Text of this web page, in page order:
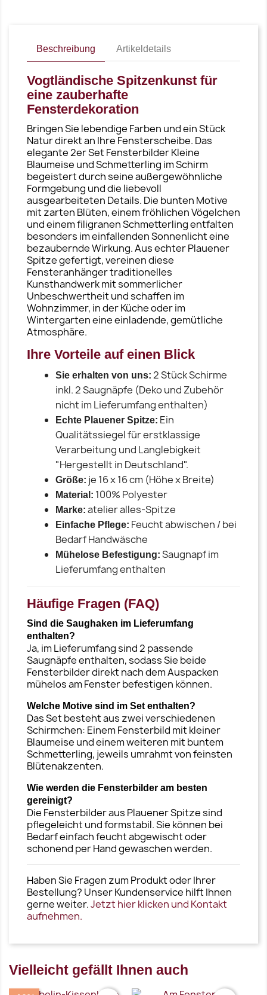
Beschreibung Artikeldetails
Vogtländische Spitzenkunst für
eine zauberhafte
Fensterdekoration
Bringen Sie lebendige Farben und ein Stück
Natur direkt an Ihre Fensterscheibe. Das
elegante 2er Set Fensterbilder Kleine
Blaumeise und Schmetterling im Schirm
begeistert durch seine außergewöhnliche
Formgebung und die liebevoll
ausgearbeiteten Details. Die bunten Motive
mit zarten Blüten, einem fröhlichen Vögelchen
und einem filigranen Schmetterling entfalten
besonders im einfallenden Sonnenlicht eine
bezaubernde Wirkung. Aus echter Plauener
Spitze gefertigt, vereinen diese
Fensteranhänger traditionelles
Kunsthandwerk mit sommerlicher
Unbeschwertheit und schaffen im
Wohnzimmer, in der Küche oder im
Wintergarten eine einladende, gemütliche
Atmosphäre.
Ihre Vorteile auf einen Blick
Sie erhalten von uns: 2 Stück Schirme
inkl. 2 Saugnäpfe (Deko und Zubehör
nicht im Lieferumfang enthalten)
Echte Plauener Spitze: Ein
Qualitätssiegel für erstklassige
Verarbeitung und Langlebigkeit
"Hergestellt in Deutschland".
Größe: je 16 x 16 cm (Höhe x Breite)
Material: 100% Polyester
Marke: atelier alles-Spitze
Einfache Pflege: Feucht abwischen / bei
Bedarf Handwäsche
Mühelose Befestigung: Saugnapf im
Lieferumfang enthalten
Häufige Fragen (FAQ)
Sind die Saughaken im Lieferumfang
enthalten?
Ja, im Lieferumfang sind 2 passende
Saugnäpfe enthalten, sodass Sie beide
Fensterbilder direkt nach dem Auspacken
mühelos am Fenster befestigen können.
Welche Motive sind im Set enthalten?
Das Set besteht aus zwei verschiedenen
Schirmchen: Einem Fensterbild mit kleiner
Blaumeise und einem weiteren mit buntem
Schmetterling, jeweils umrahmt von feinsten
Blütenakzenten.
Wie werden die Fensterbilder am besten
gereinigt?
Die Fensterbilder aus Plauener Spitze sind
pflegeleicht und formstabil. Sie können bei
Bedarf einfach feucht abgewischt oder
schonend per Hand gewaschen werden.
Haben Sie Fragen zum Produkt oder Ihrer
Bestellung? Unser Kundenservice hilft Ihnen
gerne weiter.Jetzt hier klicken und Kontakt
aufnehmen.
Vielleicht gefällt Ihnen auch